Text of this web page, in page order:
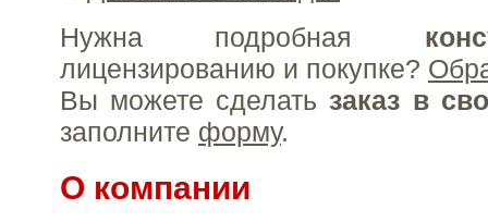
Нужна подробная
лицензированию и покупке?
Вы можете сделать заказ в
заполните форму.
О компании